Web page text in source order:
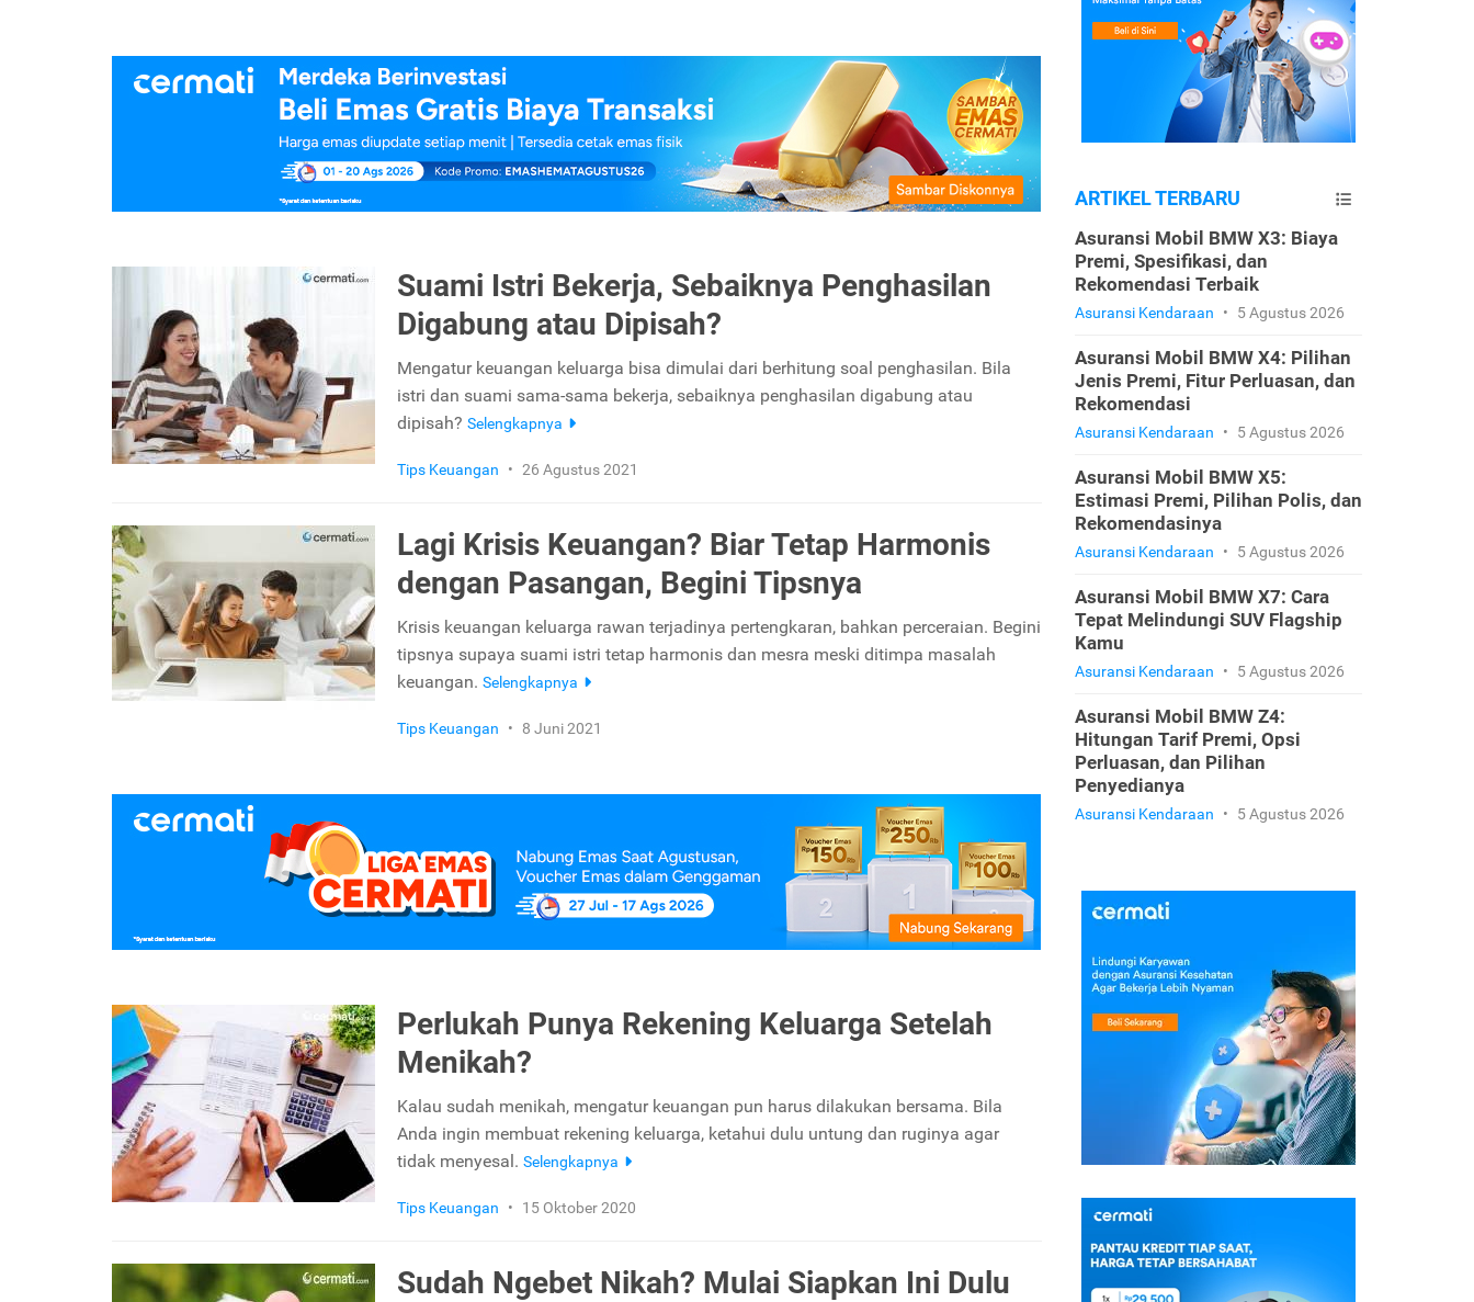
Suami Istri Bekerja, Sebaiknya Penghasilan
Digabung atau Dipisah?
Mengatur keuangan keluarga bisa dimulai dari berhitung soal penghasilan. Bila
istri dan suami sama-sama bekerja, sebaiknya penghasilan digabung atau
dipisah? Selengkapnya
Tips Keuangan • 26 Agustus 2021
Lagi Krisis Keuangan? Biar Tetap Harmonis
dengan Pasangan, Begini Tipsnya
Krisis keuangan keluarga rawan terjadinya pertengkaran, bahkan perceraian. Begini
tipsnya supaya suami istri tetap harmonis dan mesra meski ditimpa masalah
keuangan. Selengkapnya
Tips Keuangan • 8 Juni 2021
Perlukah Punya Rekening Keluarga Setelah
Menikah?
Kalau sudah menikah, mengatur keuangan pun harus dilakukan bersama. Bila
Anda ingin membuat rekening keluarga, ketahui dulu untung dan ruginya agar
tidak menyesal. Selengkapnya
Tips Keuangan • 15 Oktober 2020
Sudah Ngebet Nikah? Mulai Siapkan Ini Dulu
ARTIKEL TERBARU
Asuransi Mobil BMW X3: Biaya
Premi, Spesifikasi, dan
Rekomendasi Terbaik
Asuransi Kendaraan • 5 Agustus 2026
Asuransi Mobil BMW X4: Pilihan
Jenis Premi, Fitur Perluasan, dan
Rekomendasi
Asuransi Kendaraan • 5 Agustus 2026
Asuransi Mobil BMW X5:
Estimasi Premi, Pilihan Polis, dan
Rekomendasinya
Asuransi Kendaraan • 5 Agustus 2026
Asuransi Mobil BMW X7: Cara
Tepat Melindungi SUV Flagship
Kamu
Asuransi Kendaraan • 5 Agustus 2026
Asuransi Mobil BMW Z4:
Hitungan Tarif Premi, Opsi
Perluasan, dan Pilihan
Penyedianya
Asuransi Kendaraan • 5 Agustus 2026